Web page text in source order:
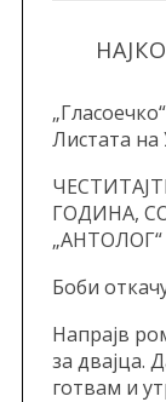
Листата
ГОДИНА,
„АНТОЛОГ“
Боби
Напрајв
за двајца.
готвам и